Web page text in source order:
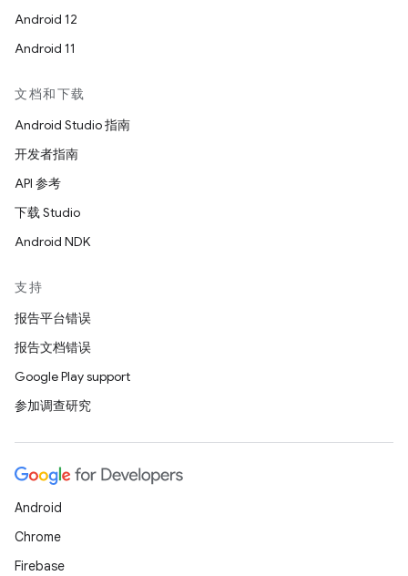
Android 12
Android 11
文档和下载
Android Studio 指南
开发者指南
API 参考
下载 Studio
Android NDK
支持
报告平台错误
报告文档错误
Google Play support
参加调查研究
Android
Chrome
Firebase